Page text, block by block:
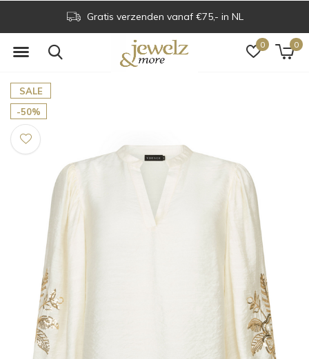
0 0
Gratis verzenden vanaf €75,- in NL
SALE
-50%